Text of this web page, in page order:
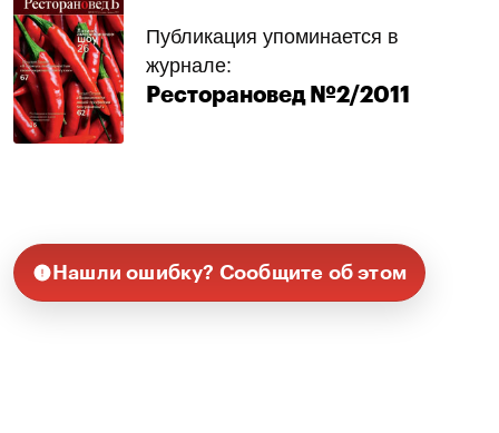
Публикация упоминается в
журнале:
Ресторановед №2/2011
Нашли ошибку? Сообщите об этом